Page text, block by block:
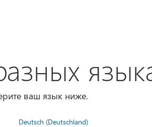
ваш язык ниже.
Deutsch (Deutschland)